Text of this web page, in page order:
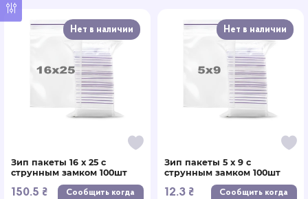
Нет в наличии
Зип пакеты 16 x 25 с
струнным замком 100шт
150.5 ₴
Сообщить когда
Нет в наличии
Зип пакеты 5 x 9 с
струнным замком 100шт
12.3 ₴
Сообщить когда